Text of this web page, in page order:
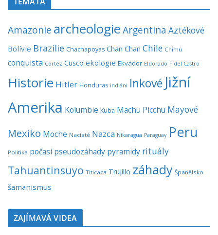
Amazonie archeologieArgentina Aztékové
Bolívie Brazílie Chachapoyas Chan Chan Chile Chimú
conquista Cortéz Cusco ekologie Ekvádor Eldorado Fidel Castro
Historie Hitler Honduras indiáni Inkové Jižní
Amerika Kolumbie Kuba Machu Picchu Mayové
Mexiko Moche Nacisté Nazca Nikaragua Paraguay Peru
Politika počasí pseudozáhady pyramidy rituály
Tahuantinsuyo Titicaca Trujillo záhady Španělsko
šamanismus
ZAJÍMAVÁ VIDEA